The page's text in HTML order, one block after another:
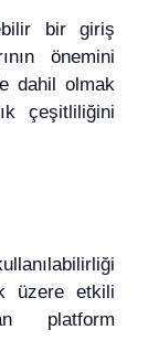
bir giriş
önemini
dahil olmak
çeşitliliğini
üzere etkili
platform